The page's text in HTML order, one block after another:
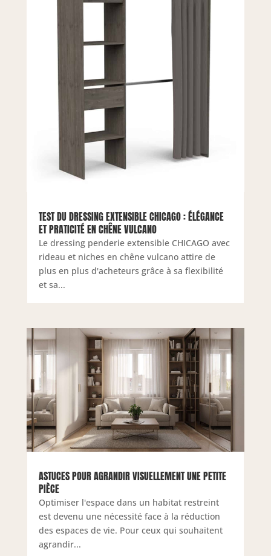
TEST DU DRESSING EXTENSIBLE CHICAGO : ÉLÉGANCE
ET PRATICITÉ EN CHÊNE VULCANO
Le dressing penderie extensible CHICAGO avec
rideau et niches en chêne vulcano attire de
plus en plus d'acheteurs grâce à sa flexibilité
et sa...
ASTUCES POUR AGRANDIR VISUELLEMENT UNE PETITE
PIÈCE
Optimiser l'espace dans un habitat restreint
est devenu une nécessité face à la réduction
des espaces de vie. Pour ceux qui souhaitent
agrandir...